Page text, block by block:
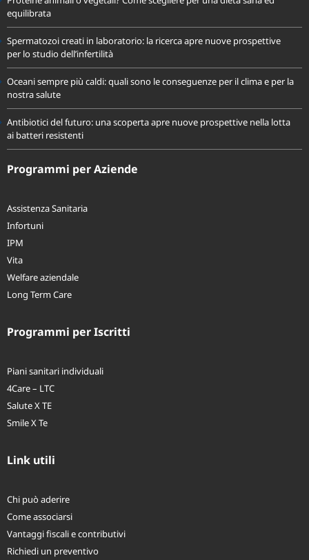
Proteine animali o vegetali? Come scegliere per una dieta sana ed
equilibrata
Spermatozoi creati in laboratorio: la ricerca apre nuove prospettive
per lo studio dell’infertilità
Oceani sempre più caldi: quali sono le conseguenze per il clima e per la
nostra salute
Antibiotici del futuro: una scoperta apre nuove prospettive nella lotta
ai batteri resistenti
Assistenza Sanitaria
Infortuni
IPM
Vita
Welfare aziendale
Piani sanitari individuali
4Care – LTC
Salute X TE
Chi può aderire
Come associarsi
Vantaggi fiscali e contributivi